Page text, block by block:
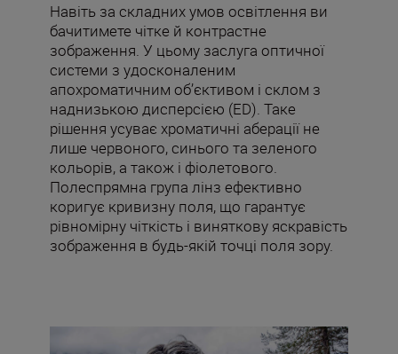
Навіть за складних умов освітлення ви
бачитимете чітке й контрастне
зображення. У цьому заслуга оптичної
системи з удосконаленим
апохроматичним об’єктивом і склом з
наднизькою дисперсією (ED). Таке
рішення усуває хроматичні аберації не
лише червоного, синього та зеленого
кольорів, а також і фіолетового.
Полеспрямна група лінз ефективно
коригує кривизну поля, що гарантує
рівномірну чіткість і виняткову яскравість
зображення в будь-якій точці поля зору.